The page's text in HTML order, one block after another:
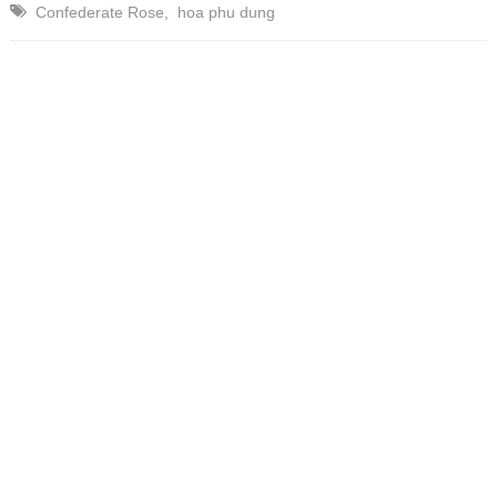
Confederate Rose
hoa phu dung